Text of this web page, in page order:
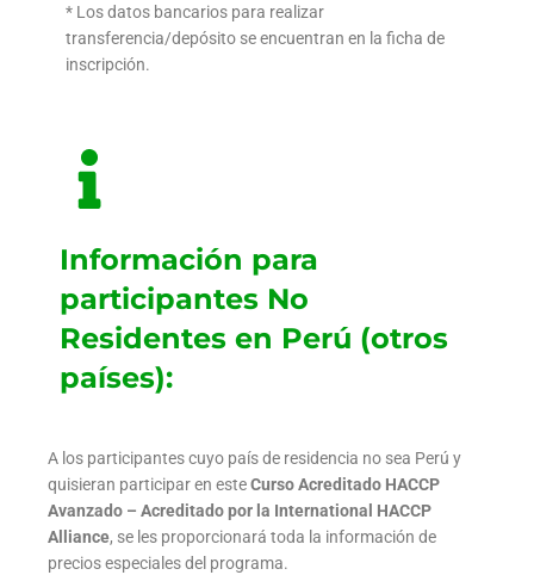
* Los datos bancarios para realizar
transferencia/depósito se encuentran en la ficha de
inscripción.
Información para
participantes No
Residentes en Perú (otros
países):
A los participantes cuyo país de residencia no sea Perú y
quisieran participar en esteCurso Acreditado HACCP
Avanzado – Acreditado por la International HACCP
Alliance, se les proporcionará toda la información de
precios especiales del programa.